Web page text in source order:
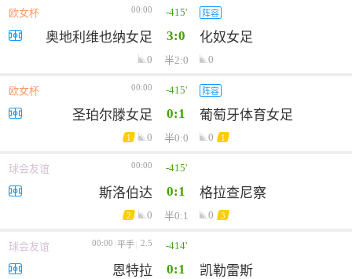
欧女杯 00:00 -415' 阵容
奥地利维也纳女足 3:0 化奴女足
0 半2:0 0
欧女杯 00:00 -415' 阵容
圣珀尔滕女足 0:1 葡萄牙体育女足
1 0 半0:0 0 1
球会友谊 00:00 -415'
斯洛伯达 0:1 格拉查尼察
2 0 半0:1 0 3
球会友谊 00:00 平手 2.5 -414'
恩特拉 0:1 凯勒雷斯